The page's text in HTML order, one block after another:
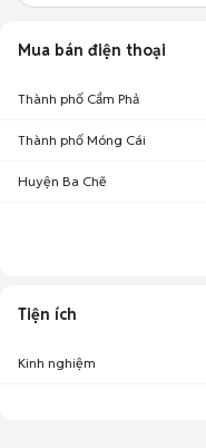
Mua bán điện thoại
Thành phố Cẩm Phả
Thành phố Móng Cái
Huyện Ba Chẽ
Tiện ích
Kinh nghiệm